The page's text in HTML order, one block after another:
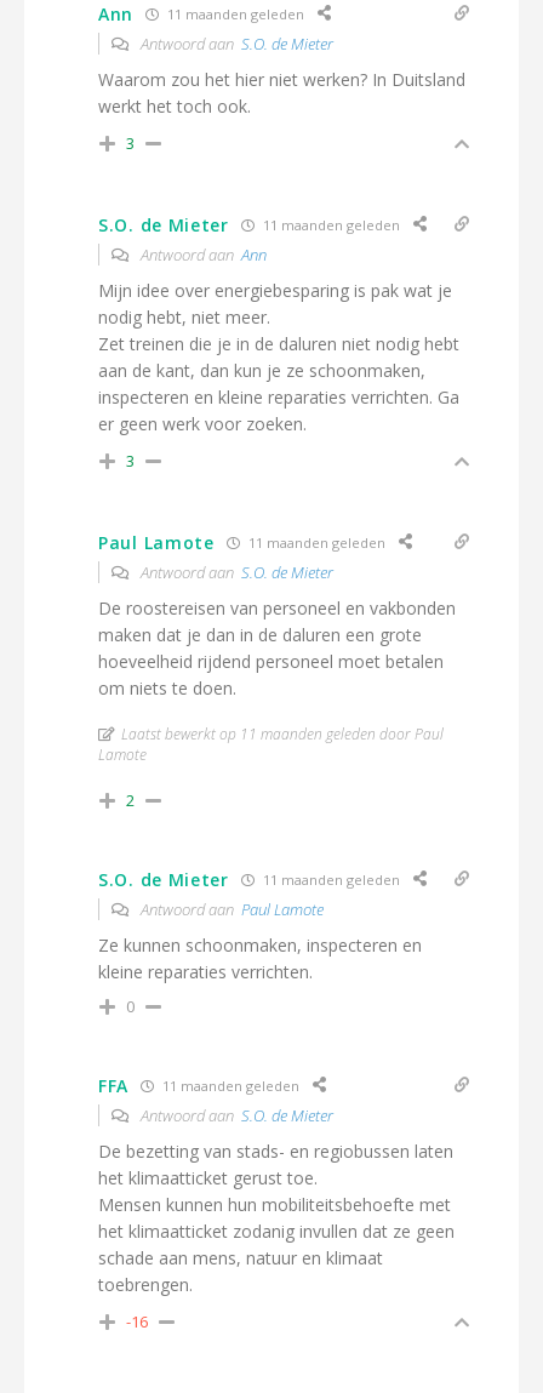
Ann 11 maanden geleden
Antwoord aan S.O. de Mieter
Waarom zou het hier niet werken? In Duitsland
werkt het toch ook.
3
S.O. de Mieter 11 maanden geleden
Antwoord aanAnn
Mijn idee over energiebesparing is pak wat je
nodig hebt, niet meer.
Zet treinen die je in de daluren niet nodig hebt
aan de kant, dan kun je ze schoonmaken,
inspecteren en kleine reparaties verrichten. Ga
er geen werk voor zoeken.
3
Paul Lamote 11 maanden geleden
Antwoord aan S.O. de Mieter
De roostereisen van personeel en vakbonden
maken dat je dan in de daluren een grote
hoeveelheid rijdend personeel moet betalen
om niets te doen.
Laatst bewerkt op 11 maanden geleden door Paul
Lamote
2
S.O. de Mieter 11 maanden geleden
Antwoord aan Paul Lamote
Ze kunnen schoonmaken, inspecteren en
kleine reparaties verrichten.
0
FFA 11 maanden geleden
Antwoord aan S.O. de Mieter
De bezetting van stads- en regiobussen laten
het klimaatticket gerust toe.
Mensen kunnen hun mobiliteitsbehoefte met
het klimaatticket zodanig invullen dat ze geen
schade aan mens, natuur en klimaat
toebrengen.
-16